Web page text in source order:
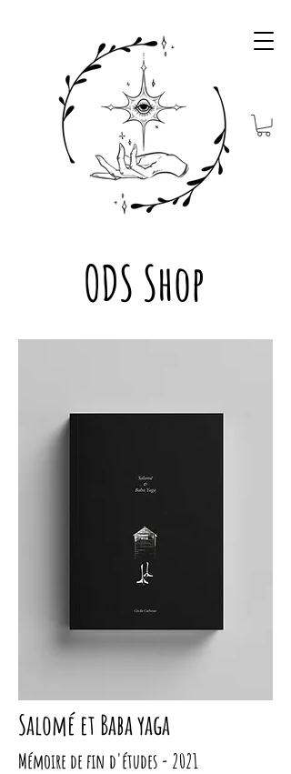
ODS Shop
Salomé et Baba yaga
Mémoire de fin d'études - 2021